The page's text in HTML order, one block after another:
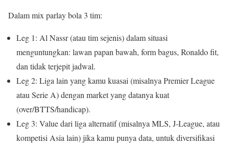
Dalam mix parlay bola 3 tim:
Leg 1: Al Nassr (atau tim sejenis) dalam situasi
menguntungkan: lawan papan bawah, form bagus, Ronaldo fit,
dan tidak terjepit jadwal.
Leg 2: Liga lain yang kamu kuasai (misalnya Premier League
atau Serie A) dengan market yang datanya kuat
(over/BTTS/handicap).
Leg 3: Value dari liga alternatif (misalnya MLS, J-League, atau
kompetisi Asia lain) jika kamu punya data, untuk diversifikasi